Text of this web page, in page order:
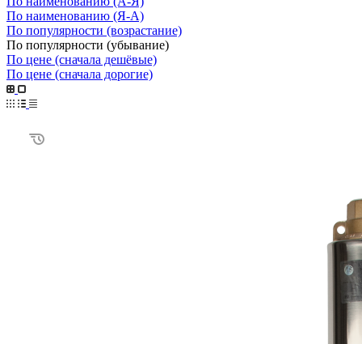
По наименованию (Я-А)
По популярности (возрастание)
По популярности (убывание)
По цене (сначала дешёвые)
По цене (сначала дорогие)